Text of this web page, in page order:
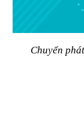
Chuyển